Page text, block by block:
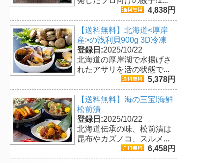
4,838円
【送料無料】北海道<厚岸
産>の浅利貝900g 3D冷凍
登録日:2025/10/22
北海道の厚岸湖で水揚げさ
れたアサリを活の状態で...
5,378円
【送料無料】海の三宝!海鮮
松前漬
登録日:2025/10/22
北海道伝承の味、松前漬は
昆布やカズノコ、スルメ...
6,458円